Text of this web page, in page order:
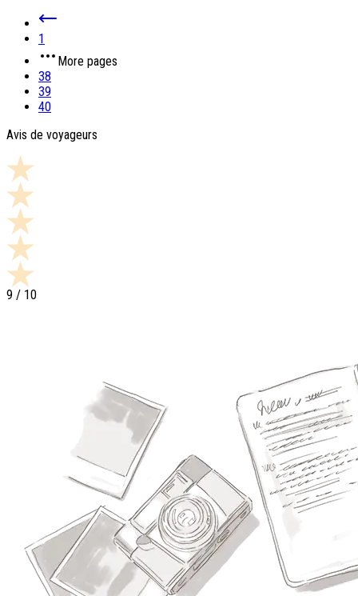
1
More pages
38
39
40
Avis de voyageurs
9 / 10